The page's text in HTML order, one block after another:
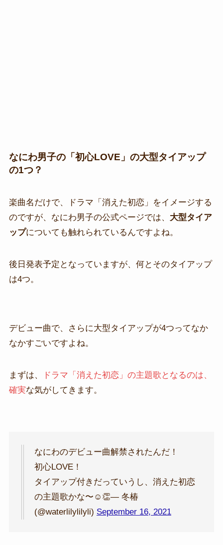
なにわ男子の「初心LOVE」の大型タイアップ
の1つ？
楽曲名だけで、ドラマ「消えた初恋」をイメージする
のですが、なにわ男子の公式ページでは、 大型タイア
ップについても触れられているんですよね。
後日発表予定となっていますが、何とそのタイアップ
は4つ。
デビュー曲で、さらに大型タイアップが4つってなか
なかすごいですよね。
まずは、
ドラマ「消えた初恋」の主題歌となるのは、
確実な気がしてきます。
なにわのデビュー曲解禁されたんだ！
初心LOVE！
タイアップ付きだっていうし、消えた初恋
の主題歌かな〜☺️👏— 冬椿
(@waterlilylilyli) September 16, 2021